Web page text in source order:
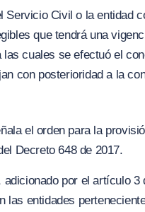
Civil o la entidad
que tendrá una
cuales se efectuó el
con posterioridad a la
el orden para la
Decreto 648 de 2017.
por el artículo 3
entidades